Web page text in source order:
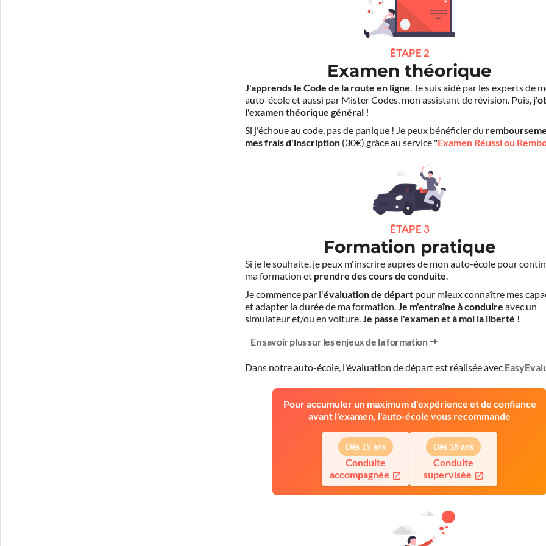
ÉTAPE 2
Examen théorique
J'apprends le Code de la route en ligne. Je suis aidé par les experts de
auto-école et aussi par Mister Codes, mon assistant de révision. Puis,
l'examen théorique général !
Si j'échoue au code, pas de panique ! Je peux bénéficier du
mes frais d'inscription (30€) grâce au service "Examen Réussi ou
ÉTAPE 3
Formation pratique
Si je le souhaite, je peux m'inscrire auprès de mon auto-école pour
ma formation et prendre des cours de conduite.
Je commence par l'évaluation de départ pour mieux connaître mes
et adapter la durée de ma formation.Je m'entraîne à conduire avec un
simulateur et/ou en voiture.Je passe l'examen et à moi la liberté !
En savoir plus sur les enjeux de la formation
Dans notre auto-école, l'évaluation de départ est réalisée avec
Pour accumuler un maximum d'expérience et de confiance
avant l'examen, l'auto-école vous recommande
Dès 15 ans
Conduite
accompagnée
Dès 18 ans
Conduite
supervisée